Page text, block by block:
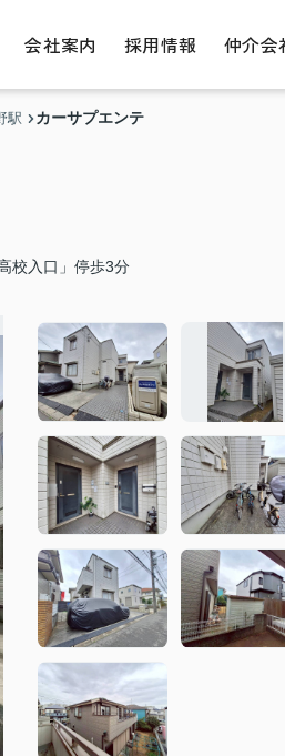
会社案内 採用情報 仲介会
駅 カーサプエンテ
校入口」停歩3分